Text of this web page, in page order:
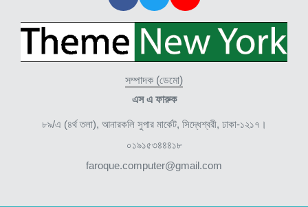
সম্পাদক (ডেমো)
এস এ ফারুক
৮৯/এ (৪র্থ তলা), আনারকলি সুপার মার্কেট, সিদ্ধেশ্বরী, ঢাকা-১২১৭।
০১৯১৫৩৪৪৪১৮
faroque.computer@gmail.com